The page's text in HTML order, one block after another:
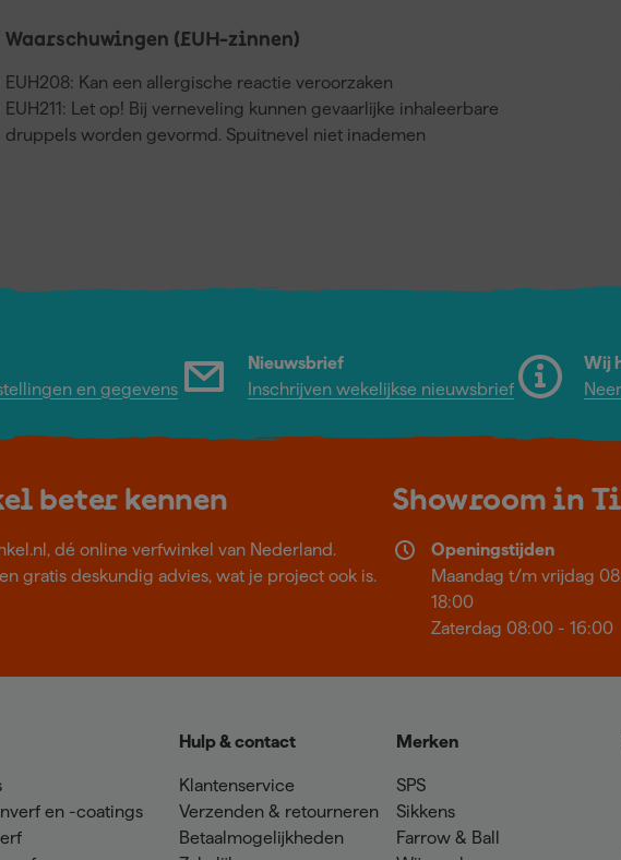
Waarschuwingen (EUH-zinnen)
EUH208: Kan een allergische reactie veroorzaken
EUH211: Let op! Bij verneveling kunnen gevaarlijke inhaleerbare
druppels worden gevormd. Spuitnevel niet inademen
en gegevens
Nieuwsbrief
Inschrijven wekelijkse nieuwsbrief
Wij
beter kennen
dé online verfwinkel van Nederland.
gratis deskundig advies, wat je project ook is.
Showroom in
Openingstijden
Maandag t/m vrijdag
18:00
Zaterdag 08:00 - 16:00
en -coatings
Hulp & contact
Klantenservice
Verzenden & retourneren
Betaalmogelijkheden
Merken
SPS
Sikkens
Farrow & Ball